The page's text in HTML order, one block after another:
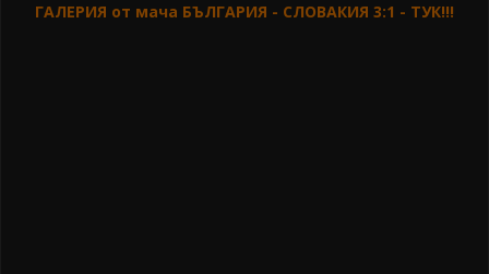
ГАЛЕРИЯ от мача БЪЛГАРИЯ - СЛОВАКИЯ 3:1 - ТУК!!!